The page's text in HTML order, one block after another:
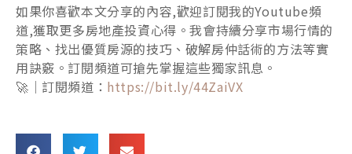
如果你喜歡本文分享的內容,歡迎訂閱我的Youtube頻
道,獲取更多房地產投資心得。我會持續分享市場行情的
策略、找出優質房源的技巧、破解房仲話術的方法等實
用訣竅。訂閱頻道可搶先掌握這些獨家訊息。
🚀｜訂閱頻道： https://bit.ly/44ZaiVX